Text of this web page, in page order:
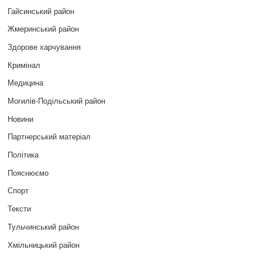
Гайсинський район
Жмеринський район
Здорове харчування
Кримінал
Медицина
Могилів-Подільський район
Новини
Партнерський матеріал
Політика
Пояснюємо
Спорт
Тексти
Тульчинський район
Хмільницький район